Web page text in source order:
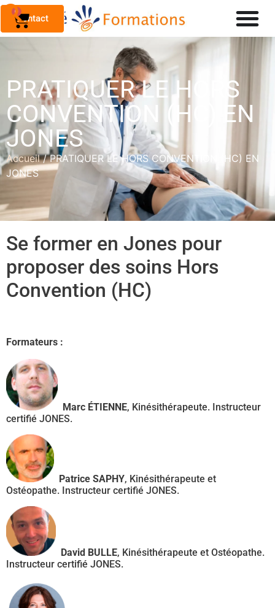
Contact
0
PRATIQUER LE HORS
CONVENTION (HC) EN
JONES
Accueil/ PRATIQUER LE HORS CONVENTION (HC) EN
JONES
Se former en Jones pour
proposer des soins Hors
Convention (HC)
Formateurs :
Marc ÉTIENNE, Kinésithérapeute. Instructeur
certifié JONES.
Patrice SAPHY, Kinésithérapeute et
Ostéopathe. Instructeur certifié JONES.
David BULLE, Kinésithérapeute et Ostéopathe.
Instructeur certifié JONES.